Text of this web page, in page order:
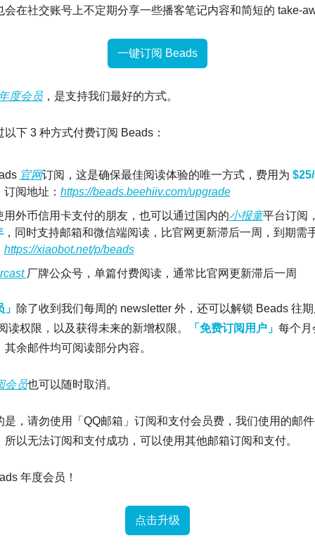
会在社交账号上不定期分享一些播客笔记内容和简短的 take-
一键订阅 Beads
度会员，是支持我们最好的方式。
下 3 种方式付费订阅 Beads：
官网订阅，这是确保最佳阅读体验的唯一方式，费用为
阅地址： https://beads.beehiiv.com/upgrade
用外币信用卡支付的朋友，也可以通过国内的小报童
，同时支持邮箱和微信端阅读，比官网更新滞后一周，到期需
https://xiaobot.net/p/beads
厂牌公众号，单篇付费阅读，通常比官网更新滞后一周
读权限，以及获得未来的新增权限。
「免费订阅用户」 每个月
余邮件均可阅读部分内容。
会员也可以随时取消。
是，请勿使用「QQ邮箱」订阅和支付会员费，我们使用的邮
以无法订阅和支付成功，可以使用其他邮箱订阅和支付。
年度会员！
点击升级